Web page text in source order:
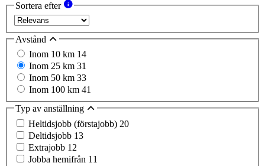
Sortera efter
Avstånd
Inom 10 km 14
Inom 25 km 31
Inom 50 km 33
Inom 100 km 41
Typ av anställning
Heltidsjobb (förstajobb) 20
Deltidsjobb 13
Extrajobb 12
Jobba hemifrån 11